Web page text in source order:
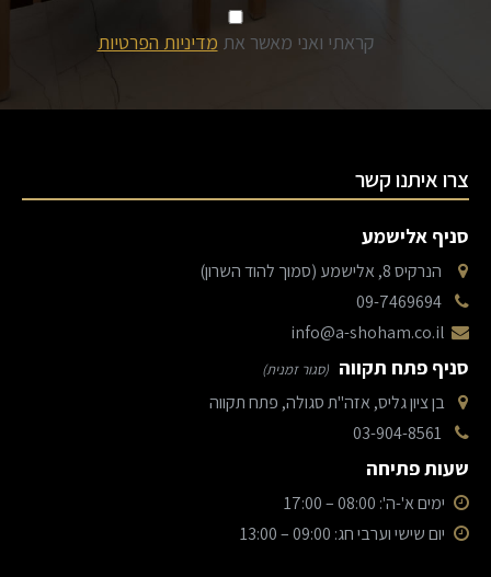
קראתי ואני מאשר את מדיניות הפרטיות
צרו איתנו קשר
סניף אלישמע
הנרקיס 8, אלישמע (סמוך להוד השרון)
info@a-shoham.co.il
סניף פתח תקווה (סגור זמנית)
בן ציון גליס, אזה"ת סגולה, פתח תקווה
שעות פתיחה
ימים א'-ה': 08:00 – 17:00
יום שישי וערבי חג: 09:00 – 13:00